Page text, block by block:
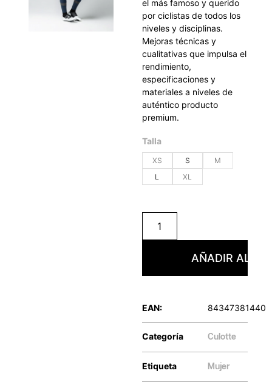
el más famoso y querido
por ciclistas de todos los
niveles y disciplinas.
Mejoras técnicas y
cualitativas que impulsa el
rendimiento,
especificaciones y
materiales a niveles de
auténtico producto
premium.
Talla
XS S
M
L
XL
AÑADIR AL
EAN: 84347381440
Categoría Culotte
Etiqueta Mujer